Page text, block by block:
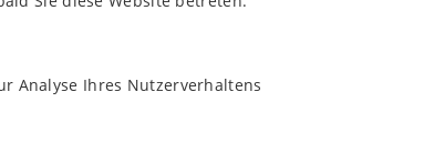
Analyse Ihres Nutzerverhaltens